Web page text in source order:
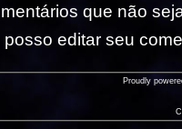
que não
posso editar seu
Proudly